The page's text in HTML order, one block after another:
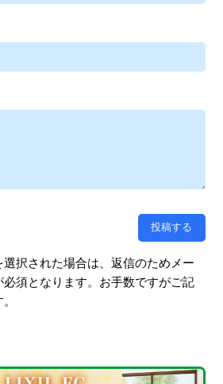
択された場合は、返信のためメー
必須となります。お手数ですがご記